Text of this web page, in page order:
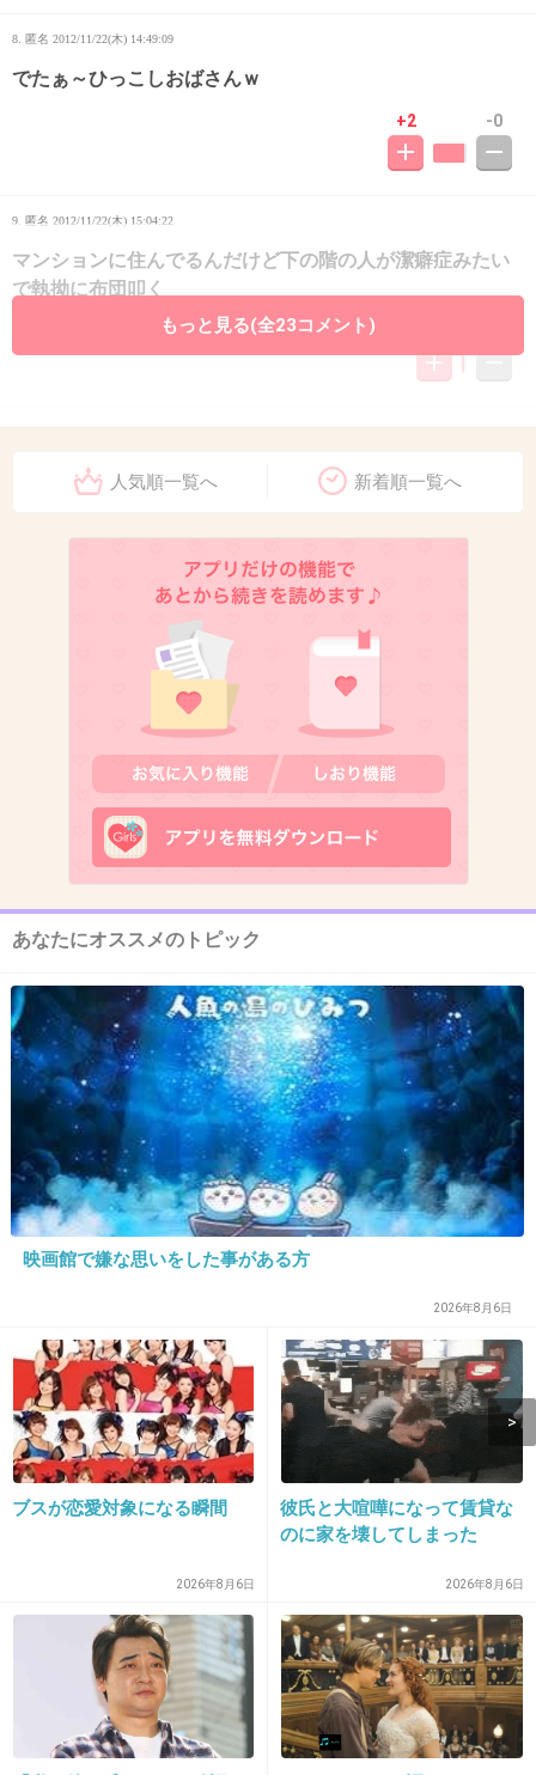
8. 匿名 2012/11/22(木) 14:49:09
でたぁ～ひっこしおばさんｗ
+2 -0
9. 匿名 2012/11/22(木) 15:04:22
マンションに住んでるんだけど下の階の人が潔癖症みたい
で執拗に布団叩く
10. 匿名2012/11/22(木) 16:06:46
習慣で叩いてしまう
おこったときにはこうなるよね。だれでも
2012/11/22(木) 16:29:37
逆効果って言われてもバンバンやらないときれいになった
気がしない
+3 -1
13. 匿名2012/11/22(木) 16:53:24
布団ぶっ叩くのは本当に迷惑。掃除機で吸い取って。
+1
14. 匿名 2012/11/22(木) 18:08:04
引っ越しおばさんは周りがみんなクソ宗教だらけで勧誘や
らなんやらがヒドくておかしくなっちゃったんだよね
15. 匿名2012/11/22(木) 18:11:05
取り込む前に表面のゴミを落とす程度に軽く叩く
早朝から住宅街でアホみたいな凄い勢いで叩きまくるBBA
達本当に勘弁してもらいたい
もっと見る(全23コメント)
人気順一覧へ 新着順一覧へ
あなたにオススメのトピック
映画館で嫌な思いをした事がある方
2026年8月6日
ブスが恋愛対象になる瞬間
2026年8月6日
彼氏と大喧嘩になって賃貸な
のに家を壊してしまった
2026年8月6日